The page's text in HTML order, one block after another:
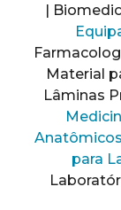
|
Material
Lâminas
Anatômicos
para